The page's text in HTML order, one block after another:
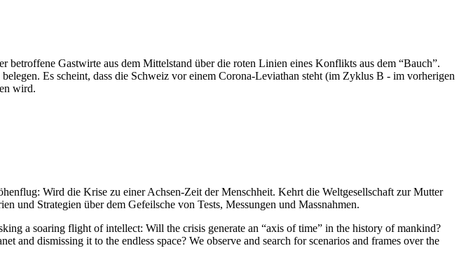
Gastwirte aus dem Mittelstand über die roten Linien eines Konflikts aus dem “Bauch”.
Es scheint, dass die Schweiz vor einem Corona-Leviathan steht (im Zyklus B - im vorherigen
wird.
Wird die Krise zu einer Achsen-Zeit der Menschheit. Kehrt die Weltgesellschaft zur Mutter
und Strategien über dem Gefeilsche von Tests, Messungen und Massnahmen.
a soaring flight of intellect: Will the crisis generate an “axis of time” in the history of mankind?
dismissing it to the endless space? We observe and search for scenarios and frames over the